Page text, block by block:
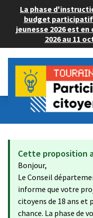
La phase
budget
jeunesse 2026 est
2026 au 11
Budget Participatif
💡 Déposer un projet
Cette proposition
Bonjour,
Le Conseil
informe que votre
citoyens de 18 ans et
chance. La phase de